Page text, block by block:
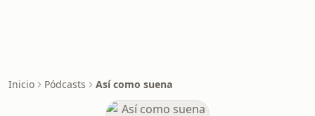
Inicio Pódcasts Así como suena